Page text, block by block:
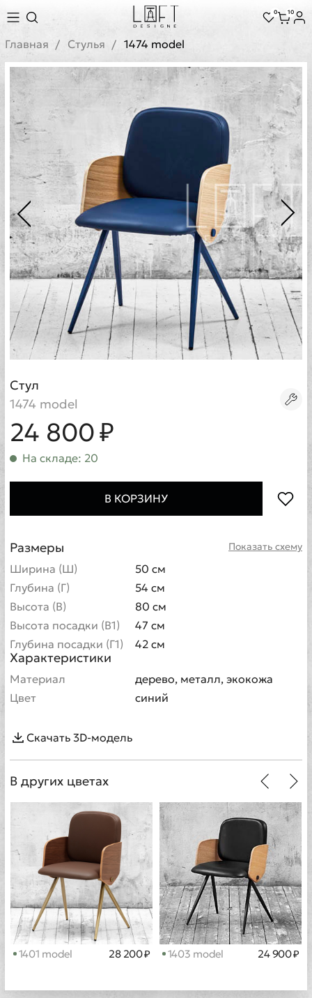
0 10
Главная Стулья 1474 model
Стул
1474 model
24 800 ₽
На складе: 20
В КОРЗИНУ
Показать схему
Размеры
Ширина (Ш)
50 см
Глубина (Г)
54 см
Высота (В)
80 см
Высота посадки (В1)
47 см
Глубина посадки (Г1)
42 см
Характеристики
Материал
дерево, металл, экокожа
Цвет
синий
Скачать 3D-модель
В других цветах
1401 model 28 200 ₽ 1403 model 24 900 ₽